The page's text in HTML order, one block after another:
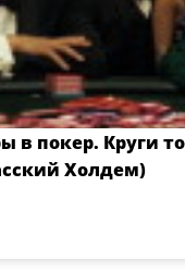
в покер. Круги
Холдем)